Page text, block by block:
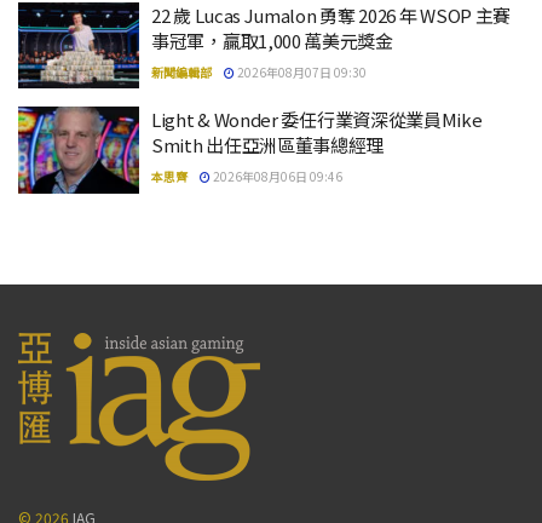
22 歲 Lucas Jumalon 勇奪 2026 年 WSOP 主賽
事冠軍，贏取1,000 萬美元獎金
新聞編輯部 2026年08月07日 09:30
Light & Wonder 委任行業資深從業員Mike
Smith 出任亞洲區董事總經理
本思齊 2026年08月06日 09:46
© 2026 IAG